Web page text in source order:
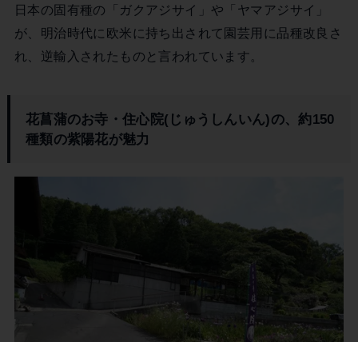
日本の固有種の「ガクアジサイ」や「ヤマアジサイ」
が、明治時代に欧米に持ち出されて園芸用に品種改良さ
れ、逆輸入されたものと言われています。
花菖蒲のお寺・住心院(じゅうしんいん)の、約150
種類の紫陽花が魅力